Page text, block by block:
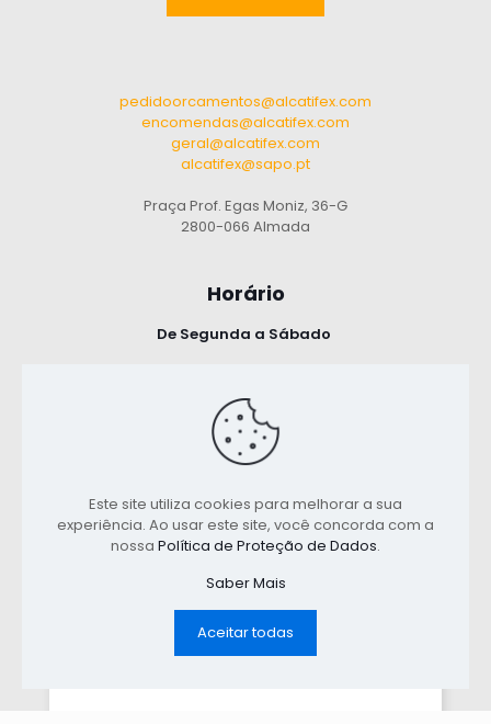
pedidoorcamentos@alcatifex.com
encomendas@alcatifex.com
geral@alcatifex.com
alcatifex@sapo.pt
Praça Prof. Egas Moniz, 36-G
2800-066 Almada
Horário
De Segunda a Sábado
14:30 - 18:00
Política de Privacidade
Termos e Condições
Este site utiliza cookies para melhorar a sua
experiência. Ao usar este site, você concorda com a
nossa Política de Proteção de Dados.
Saber Mais
Aceitar todas